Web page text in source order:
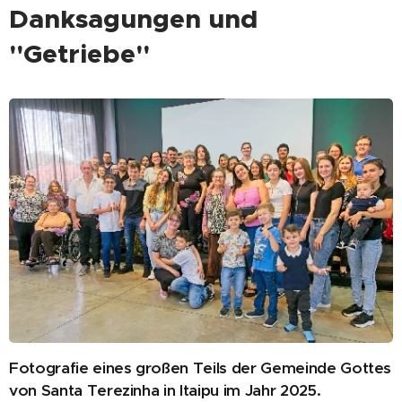
Danksagungen und
"Getriebe"
Fotografie eines großen Teils der Gemeinde Gottes
von Santa Terezinha in Itaipu im Jahr 2025.